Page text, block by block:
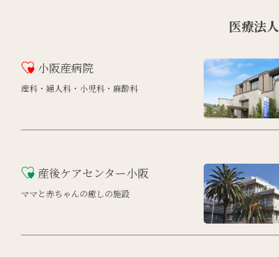
医療法
小阪産病院
産科・婦人科・小児科・麻酔科
産後ケアセンター小阪
ママと赤ちゃんの癒しの施設